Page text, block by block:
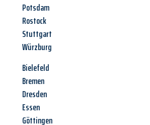
Potsdam
Rostock
Stuttgart
Würzburg
Bielefeld
Bremen
Dresden
Essen
Göttingen